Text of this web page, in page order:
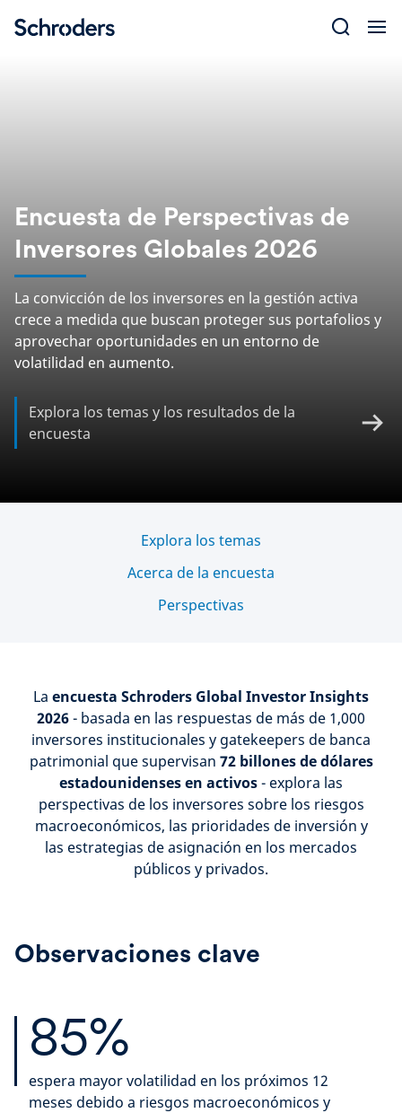
Encuesta de Perspectivas de
Inversores Globales 2026
La convicción de los inversores en la gestión activa
crece a medida que buscan proteger sus portafolios y
aprovechar oportunidades en un entorno de
volatilidad en aumento.
Explora los temas y los resultados de la
encuesta
Explora los temas
Acerca de la encuesta
Perspectivas
La encuesta Schroders Global Investor Insights
2026- basada en las respuestas de más de 1,000
inversores institucionales y gatekeepers de banca
patrimonial que supervisan 72 billones de dólares
estadounidenses en activos- explora las
perspectivas de los inversores sobre los riesgos
macroeconómicos, las prioridades de inversión y
las estrategias de asignación en los mercados
públicos y privados.
Observaciones clave
85%
espera mayor volatilidad en los próximos 12
meses debido a riesgos macroeconómicos y